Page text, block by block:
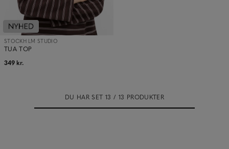
TUA TOP
STOCKH LM STUDIO
349 kr.
DU HAR SET 13 / 13 PRODUKTER